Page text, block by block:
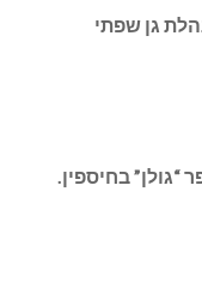
גן שפתי
“גולן” בחיספין.